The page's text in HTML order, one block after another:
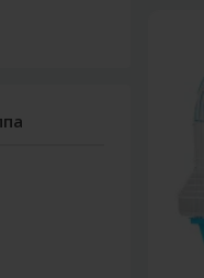
за
поводки